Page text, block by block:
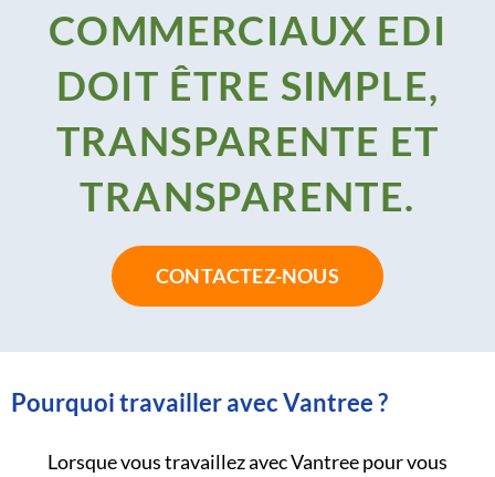
COMMERCIAUX EDI
DOIT ÊTRE SIMPLE,
TRANSPARENTE ET
TRANSPARENTE.
CONTACTEZ-NOUS
Pourquoi travailler avec Vantree ?
Lorsque vous travaillez avec Vantree pour vous